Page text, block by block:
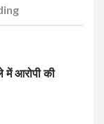
में आरोपी की